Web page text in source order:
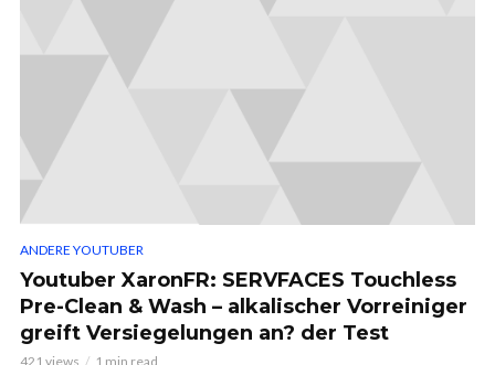
ANDERE YOUTUBER
Youtuber XaronFR: SERVFACES Touchless
Pre-Clean & Wash – alkalischer Vorreiniger
greift Versiegelungen an? der Test
421 views 1 min read